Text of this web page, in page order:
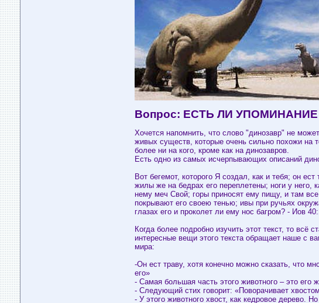
Вопрос: ЕСТЬ ЛИ
Хочется напомнить, что слово "динозавр" не
живых существ, которые очень сильно похожи на
более ни на кого, кроме как на динозавров.
Есть одно из самых исчерпывающих описаний
Вот бегемот, которого Я создал, как и тебя; он
жилы же на бедрах его переплетены; ноги у него,
нему меч Свой; горы приносят ему пищу, и там
покрывают его своею тенью; ивы при ручьях
глазах его и проколет ли ему нос багром? - Иов
Когда более подробно изучить этот текст, то всё
интересные вещи этого текста обращает наше с
мира:
-Он ест траву, хотя конечно можно сказать, что
его»
- Самая большая часть этого животного – это его
- Следующий стих говорит: «Поворачивает
- У этого животного хвост, как кедровое дерево.